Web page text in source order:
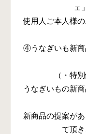
ェ
使用人ご本人様
④うなぎいも新商
（・特
うなぎいもの新
新商品の提案が
て頂き